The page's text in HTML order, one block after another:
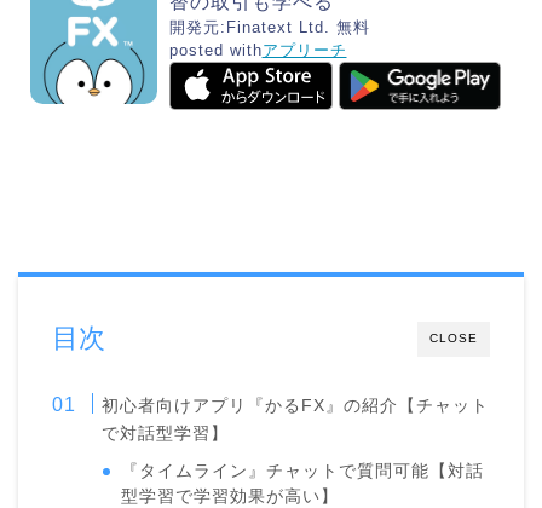
開発元: Finatext Ltd. 無料
posted withアプリーチ
CLOSE
目次
初心者向けアプリ『かるFX』の紹介【チャット
で対話型学習】
『タイムライン』チャットで質問可能【対話
型学習で学習効果が高い】